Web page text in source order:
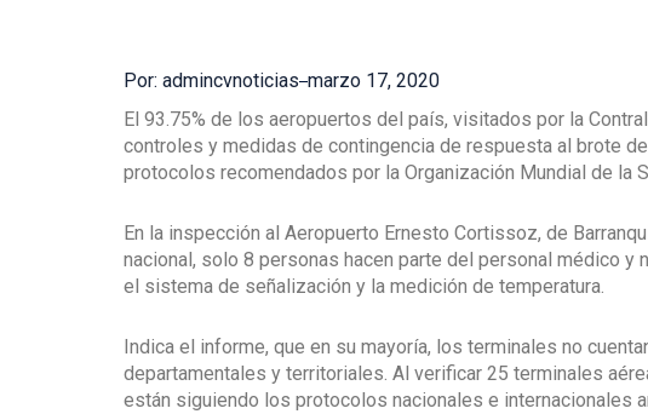
Por: admincvnoticias marzo 17, 2020
El 93.75% de los aeropuertos del país, visitados por la
controles y medidas de contingencia de respuesta al brote
protocolos recomendados por la Organización Mundial de la
En la inspección al Aeropuerto Ernesto Cortissoz, de
nacional, solo 8 personas hacen parte del personal médico
el sistema de señalización y la medición de temperatura.
Indica el informe, que en su mayoría, los terminales no
departamentales y territoriales. Al verificar 25 terminales
están siguiendo los protocolos nacionales e internacionales